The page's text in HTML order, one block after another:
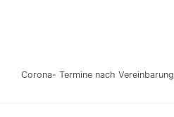
Corona- Termine nach Vereinbarung